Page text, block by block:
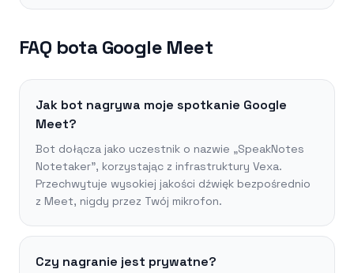
FAQ bota Google Meet
Jak bot nagrywa moje spotkanie Google
Meet?
Bot dołącza jako uczestnik o nazwie „SpeakNotes
Notetaker”, korzystając z infrastruktury Vexa.
Przechwytuje wysokiej jakości dźwięk bezpośrednio
z Meet, nigdy przez Twój mikrofon.
Czy nagranie jest prywatne?